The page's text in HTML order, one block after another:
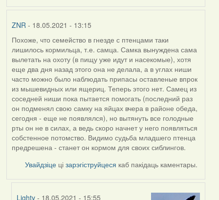
ZNR- 18.05.2021 - 13:15
Похоже, что семейство в гнезде с птенцами таки
лишилось кормильца, т.е. самца. Самка вынуждена сама
вылетать на охоту (в пищу уже идут и насекомые), хотя
еще два дня назад этого она не делала, а в углах ниши
часто можно было наблюдать припасы оставленые впрок
из мышевидных или ящериц. Теперь этого нет. Самец из
соседней ниши пока пытается помогать (последний раз
он подменял свою самку на яйцах вчера в районе обеда,
сегодня - еще не появлялся), но вытянуть все голодные
рты он не в силах, а ведь скоро начнет у него появляться
собстенное потомство. Видимо судьба младшего птенца
предрешена - станет он кормом для своих сиблингов.
Увайдзіце цізарэгіструйцеся каб пакідаць каментары.
Lighty - 18.05.2021 - 15:55